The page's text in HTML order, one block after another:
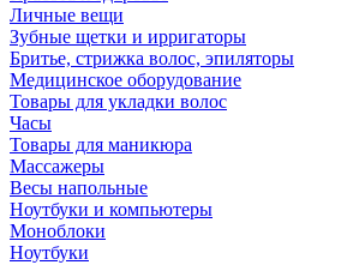
Личные вещи
Зубные щетки и ирригаторы
Бритье, стрижка волос, эпиляторы
Медицинское оборудование
Товары для укладки волос
Часы
Товары для маникюра
Массажеры
Весы напольные
Ноутбуки и компьютеры
Моноблоки
Ноутбуки